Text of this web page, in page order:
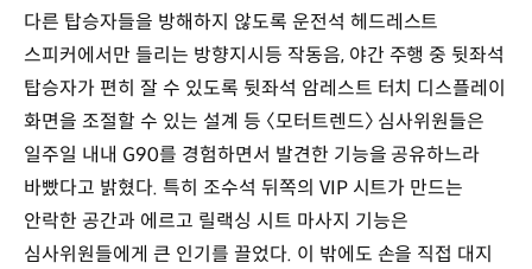
다른 탑승자들을 방해하지 않도록 운전석 헤드레스트
스피커에서만 들리는 방향지시등 작동음, 야간 주행 중 뒷좌석
탑승자가 편히 잘 수 있도록 뒷좌석 암레스트 터치 디스플레이
화면을 조절할 수 있는 설계 등 〈모터트렌드〉 심사위원들은
일주일 내내 G90를 경험하면서 발견한 기능을 공유하느라
바빴다고 밝혔다. 특히 조수석 뒤쪽의 VIP 시트가 만드는
안락한 공간과 에르고 릴랙싱 시트 마사지 기능은
심사위원들에게 큰 인기를 끌었다. 이 밖에도 손을 직접 대지